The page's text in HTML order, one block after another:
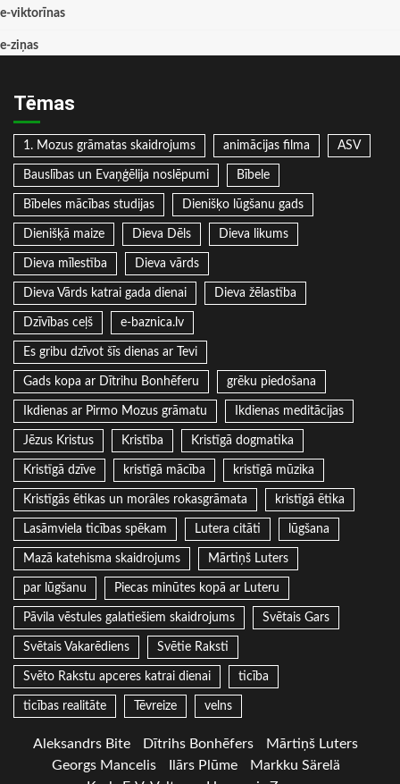
e-viktorīnas
e-ziņas
Tēmas
1. Mozus grāmatas skaidrojums animācijas filma ASV
Bauslības un Evaņģēlija noslēpumi Bībele
Bībeles mācības studijas Dienišķo lūgšanu gads
Dienišķā maize Dieva Dēls Dieva likums
Dieva mīlestība Dieva vārds
Dieva Vārds katrai gada dienai Dieva žēlastība
Dzīvības ceļš e-baznica.lv
Es gribu dzīvot šīs dienas ar Tevi
Gads kopa ar Dītrihu Bonhēferu grēku piedošana
Ikdienas ar Pirmo Mozus grāmatu Ikdienas meditācijas
Jēzus Kristus Kristība Kristīgā dogmatika
Kristīgā dzīve kristīgā mācība kristīgā mūzika
Kristīgās ētikas un morāles rokasgrāmata kristīgā ētika
Lasāmviela ticības spēkam Lutera citāti lūgšana
Mazā katehisma skaidrojums Mārtiņš Luters
par lūgšanu Piecas minūtes kopā ar Luteru
Pāvila vēstules galatiešiem skaidrojums Svētais Gars
Svētais Vakarēdiens Svētie Raksti
Svēto Rakstu apceres katrai dienai ticība
ticības realitāte Tēvreize velns
Aleksandrs Bite Dītrihs Bonhēfers
Mārtiņš Luters
Georgs Mancelis
Ilārs Plūme
Markku Särelä